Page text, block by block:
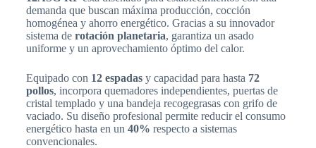
demanda que buscan máxima producción, cocción
homogénea y ahorro energético. Gracias a su innovador
sistema de rotación planetaria, garantiza un asado
uniforme y un aprovechamiento óptimo del calor.
Equipado con 12 espadasy capacidad para hasta 72
pollos, incorpora quemadores independientes, puertas de
cristal templado y una bandeja recogegrasas con grifo de
vaciado. Su diseño profesional permite reducir el consumo
energético hasta en un 40% respecto a sistemas
convencionales.